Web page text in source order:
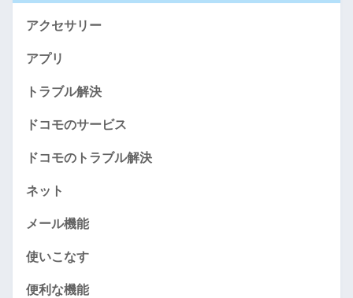
アクセサリー
アプリ
トラブル解決
ドコモのサービス
ドコモのトラブル解決
ネット
メール機能
使いこなす
便利な機能